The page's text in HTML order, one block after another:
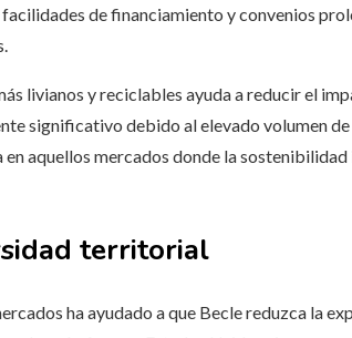
de financiamiento y convenios
livianos y reciclables ayuda a reducir el
significativo debido al elevado volumen
aquellos mercados donde la
territorial
ha ayudado a que Becle reduzca la